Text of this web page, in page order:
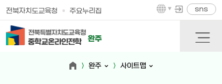
전북자치도교육청 주요누리집 sns
완주
완주 사이트맵